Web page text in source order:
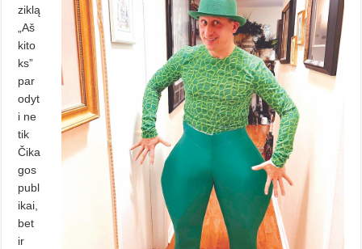
ziklą
„Aš
kito
ks”
par
odyt
i ne
tik
Čika
gos
publ
ikai,
bet
ir